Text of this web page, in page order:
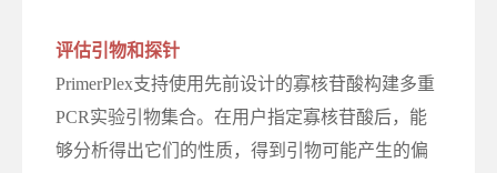
评估引物和探针
PrimerPlex支持使用先前设计的寡核苷酸构建多重
PCR实验引物集合。在用户指定寡核苷酸后，能
够分析得出它们的性质，得到引物可能产生的偏